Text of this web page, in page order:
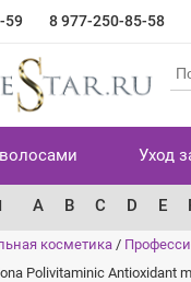
59 8 977-250-85-58
Уход
A B C D E
косметика /
Polivitaminic